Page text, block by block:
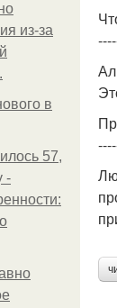
из-за
в
57,
-